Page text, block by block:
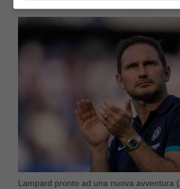
Lampard pronto ad una nuova avventura